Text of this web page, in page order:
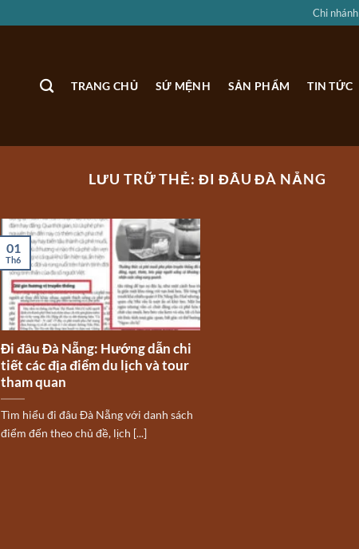
Chi nhánh
TRANG CHỦ SỨ MỆNH SẢN PHẨM TIN TỨC
LƯU TRỮ THẺ:ĐI ĐÂU ĐÀ NẴNG
Đi đâu Đà Nẵng: Hướng dẫn chi
tiết các địa điểm du lịch và tour
tham quan
Tìm hiểu đi đâu Đà Nẵng với danh sách
điểm đến theo chủ đề, lịch [...]
01
Th6